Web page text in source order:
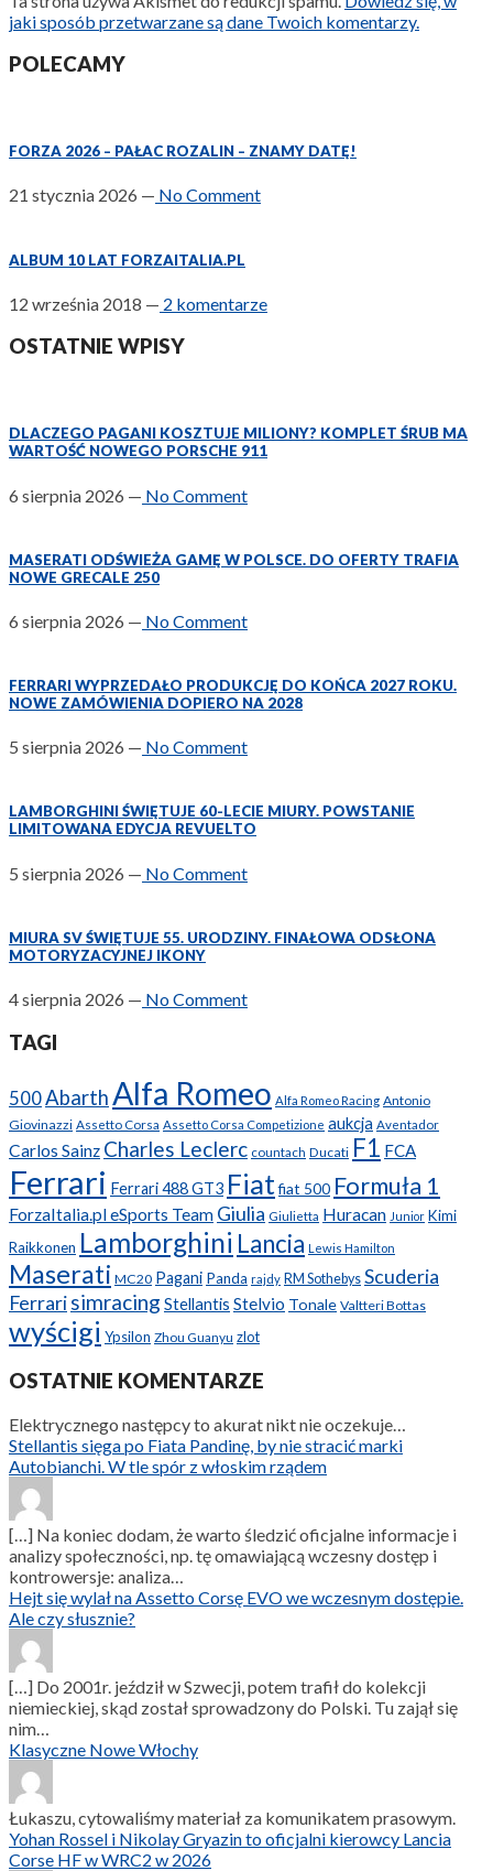
jaki sposób przetwarzane są dane Twoich komentarzy.
POLECAMY
FORZA 2026 – PAŁAC ROZALIN – ZNAMY DATĘ!
21 stycznia 2026 — No Comment
ALBUM 10 LAT FORZAITALIA.PL
12 września 2018 — 2 komentarze
OSTATNIE WPISY
DLACZEGO PAGANI KOSZTUJE MILIONY? KOMPLET ŚRUB MA
WARTOŚĆ NOWEGO PORSCHE 911
6 sierpnia 2026 — No Comment
MASERATI ODŚWIEŻA GAMĘ W POLSCE. DO OFERTY TRAFIA
NOWE GRECALE 250
6 sierpnia 2026 — No Comment
FERRARI WYPRZEDAŁO PRODUKCJĘ DO KOŃCA 2027 ROKU.
NOWE ZAMÓWIENIA DOPIERO NA 2028
5 sierpnia 2026 — No Comment
LAMBORGHINI ŚWIĘTUJE 60-LECIE MIURY. POWSTANIE
LIMITOWANA EDYCJA REVUELTO
5 sierpnia 2026 — No Comment
MIURA SV ŚWIĘTUJE 55. URODZINY. FINAŁOWA ODSŁONA
MOTORYZACYJNEJ IKONY
4 sierpnia 2026 — No Comment
TAGI
500AbarthAlfa Romeo Alfa Romeo Racing Antonio
Giovinazzi Assetto Corsa Assetto Corsa Competizione aukcja Aventador
Carlos Sainz Charles Leclerc countach Ducati F1 FCA
Ferrari Ferrari 488 GT3 Fiatfiat 500 Formuła 1
ForzaItalia.pl eSports Team Giulia Giulietta Huracan Junior Kimi
Raikkonen Lamborghini Lancia Lewis Hamilton
Maserati MC20 Pagani Panda rajdy RM Sothebys Scuderia
Ferrarisimracing Stellantis Stelvio Tonale Valtteri Bottas
wyścigi Ypsilon Zhou Guanyu zlot
OSTATNIE KOMENTARZE
Elektrycznego następcy to akurat nikt nie oczekuje…
Stellantis sięga po Fiata Pandinę, by nie stracić marki
Autobianchi. W tle spór z włoskim rządem
[…] Na koniec dodam, że warto śledzić oficjalne informacje i
analizy społeczności, np. tę omawiającą wczesny dostęp i
kontrowersje: analiza…
Hejt się wylał na Assetto Corsę EVO we wczesnym dostępie.
Ale czy słusznie?
[…] Do 2001r. jeździł w Szwecji, potem trafił do kolekcji
niemieckiej, skąd został sprowadzony do Polski. Tu zajął się
nim…
Klasyczne Nowe Włochy
Łukaszu, cytowaliśmy materiał za komunikatem prasowym.
Yohan Rossel i Nikolay Gryazin to oficjalni kierowcy Lancia
Corse HF w WRC2 w 2026